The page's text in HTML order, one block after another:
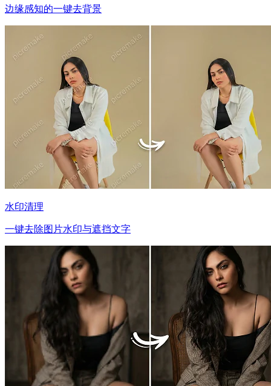
边缘感知的一键去背景
水印清理
一键去除图片水印与遮挡文字